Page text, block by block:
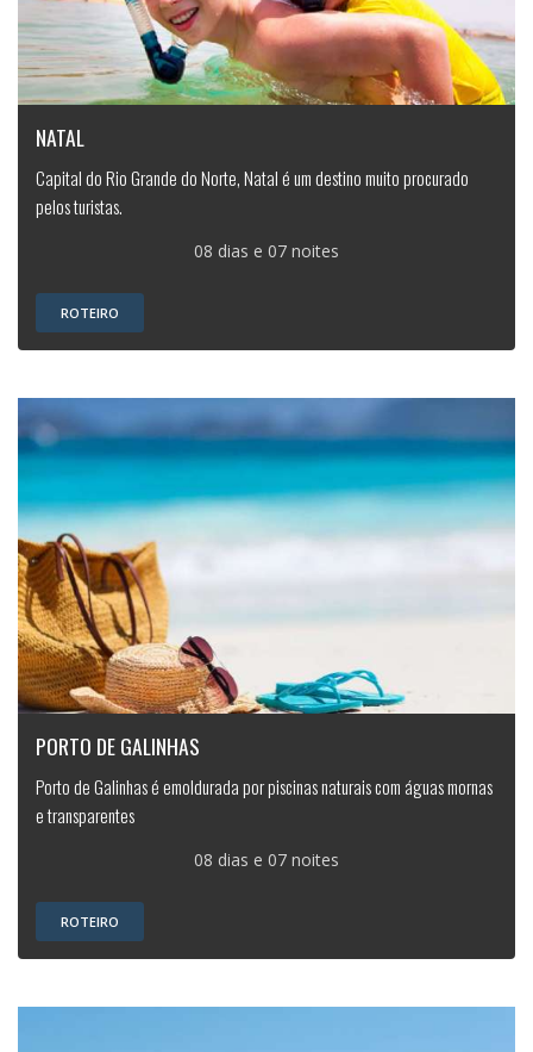
NATAL
Capital do Rio Grande do Norte, Natal é um destino muito procurado
pelos turistas.
08 dias e 07 noites
ROTEIRO
PORTO DE GALINHAS
Porto de Galinhas é emoldurada por piscinas naturais com águas mornas
e transparentes
08 dias e 07 noites
ROTEIRO